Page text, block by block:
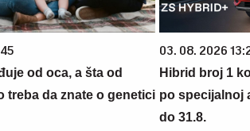
od oca, a šta od
treba da znate o genetici
03. 08. 2026
Hibrid broj 1
po specijalnoj
do 31.8.